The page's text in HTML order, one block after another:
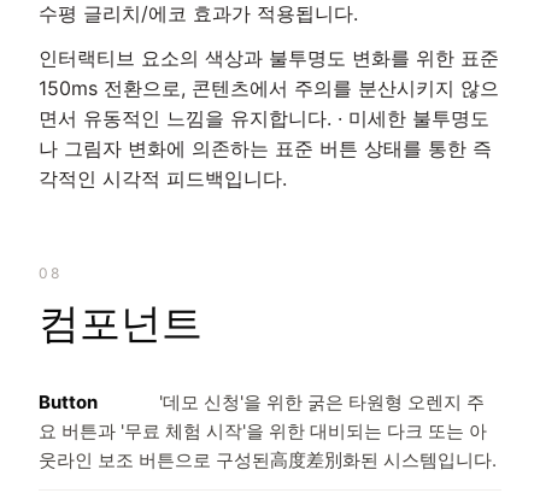
수평 글리치/에코 효과가 적용됩니다.
인터랙티브 요소의 색상과 불투명도 변화를 위한 표준
150ms 전환으로, 콘텐츠에서 주의를 분산시키지 않으
면서 유동적인 느낌을 유지합니다. · 미세한 불투명도
나 그림자 변화에 의존하는 표준 버튼 상태를 통한 즉
각적인 시각적 피드백입니다.
08
컴포넌트
Button
'데모 신청'을 위한 굵은 타원형 오렌지 주
요 버튼과 '무료 체험 시작'을 위한 대비되는 다크 또는 아
웃라인 보조 버튼으로 구성된高度差別화된 시스템입니다.